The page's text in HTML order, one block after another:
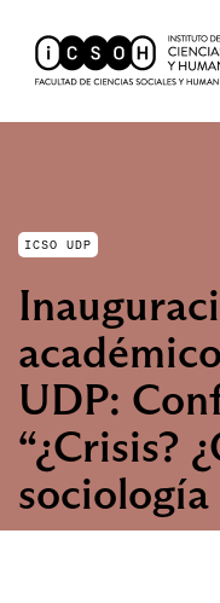
ICSO UDP
UDP:
“¿Crisis?